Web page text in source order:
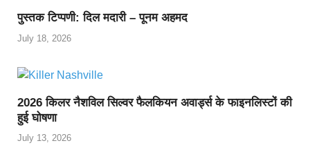
पुस्तक टिप्पणी: दिल मदारी – पूनम अहमद
July 18, 2026
2026 किलर नैशविल सिल्वर फैलकियन अवार्ड्स के फाइनलिस्टों की
हुई घोषणा
July 13, 2026